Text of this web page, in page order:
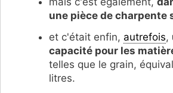
une pièce de charpente
et c'était enfin, autrefois,
capacité pour les
telles que le grain,
litres.